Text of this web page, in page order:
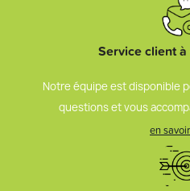
Service client
Notre équipe est disponible
questions et vous
en